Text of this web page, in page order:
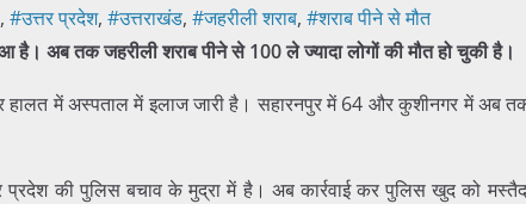
, #उत्तर प्रदेश, #उत्तराखंड, #जहरीली शराब, #शराब पीने से मौत
है। अब तक जहरीली शराब पीने से 100 ले ज्यादा लोगों की मौत हो चुकी है।
हालत में अस्पताल में इलाज जारी है। सहारनपुर में 64 और कुशीनगर में अब
प्रदेश की पुलिस बचाव के मुद्रा में है। अब कार्रवाई कर पुलिस खुद को